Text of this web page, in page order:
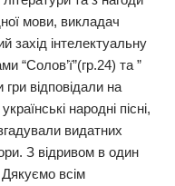
мови, викладач
захід інтелектуальну
“Солов’ї”(гр.24) та ”
відповідали на
народні пісні,
видатних
З відривом в один
всім